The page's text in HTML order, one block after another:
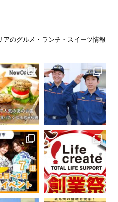
のグルメ・ランチ・スイーツ情報